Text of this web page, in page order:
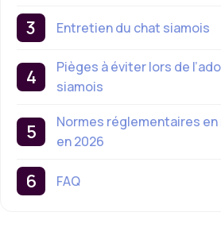
Entretien du chat siamois
Pièges à éviter lors de
siamois
Normes réglementaires en
en 2026
FAQ